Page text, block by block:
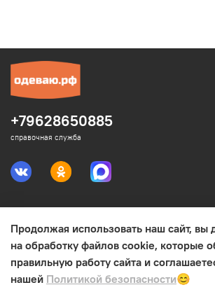
Юридическая информация
Интересное
+79628650885
справочная служба
Продолжая использовать наш сайт, вы
на обработку файлов cookie, которые
правильную работу сайта и
нашей Политикой безопасности😊